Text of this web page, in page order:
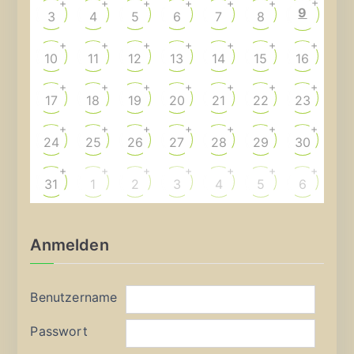
3
+
4
+
5
+
6
+
7
+
8
+
9
10
+
11
+
12
+
13
+
14
+
15
+
16
+
17
+
18
+
19
+
20
+
21
+
22
+
23
+
24
+
25
+
26
+
27
+
28
+
29
+
30
+
31
+
1
+
2
+
3
+
4
+
5
+
6
+
Anmelden
Benutzername
Passwort